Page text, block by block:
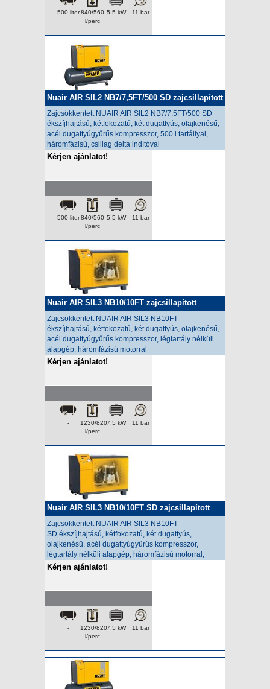
11 bar
5,5 kW
840/560
l/perc
500 liter
Nuair AIR SIL2 NB7/7,5FT/500 SD zajcsillapított
kompresszor
Zajcsökkentett NUAIR AIR SIL2 NB7/7,5FT/500 SD
ékszíjhajtású, kétfokozatú, két dugattyús, olajkenésű,
acél dugattyúgyűrűs kompresszor, 500 l tartállyal,
háromfázisú, csillag delta indítóval
Kérjen ajánlatot!
11 bar
5,5 kW
840/560
l/perc
500 liter
Nuair AIR SIL3 NB10/10FT zajcsillapított
kompresszor
Zajcsökkentett NUAIR AIR SIL3 NB10FT
ékszíjhajtású, kétfokozatú, két dugattyús, olajkenésű,
acél dugattyúgyűrűs kompresszor, légtartály nélküli
alapgép, háromfázisú motorral
Kérjen ajánlatot!
11 bar
7,5 kW
1230/820
l/perc
-
Nuair AIR SIL3 NB10/10FT SD zajcsillapított
kompresszor
Zajcsökkentett NUAIR AIR SIL3 NB10FT
SD ékszíjhajtású, kétfokozatú, két dugattyús,
olajkenésű, acél dugattyúgyűrűs kompresszor,
légtartály nélküli alapgép, háromfázisú motorral,
csillag delta indítóval
Kérjen ajánlatot!
11 bar
7,5 kW
1230/820
l/perc
-